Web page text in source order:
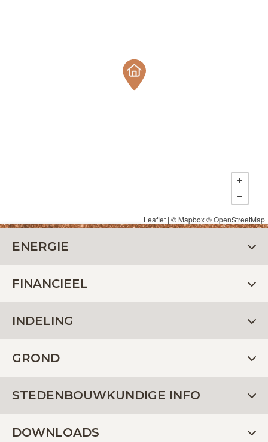
Leaflet | © Mapbox©OpenStreetMap
ENERGIE
FINANCIEEL
INDELING
GROND
STEDENBOUWKUNDIGE INFO
DOWNLOADS